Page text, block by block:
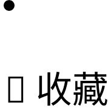
 收藏